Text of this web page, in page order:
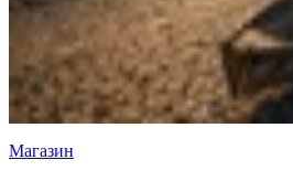
Магазин